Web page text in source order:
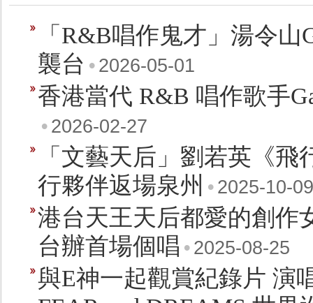
「R&B唱作鬼才」湯令
襲台 • 2026-05-01
香港當代 R&B 唱作歌手
• 2026-02-27
「文藝天后」劉若英《
行夥伴返場泉州 • 2025-10-09
港台天王天后都愛的創作
台辦首場個唱 • 2025-08-25
與E神一起觀賞紀錄片 演